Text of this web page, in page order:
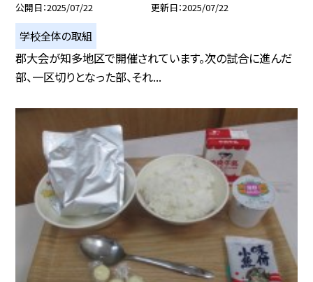
公開日 2025/07/22 更新日 2025/07/22
学校全体の取組
郡大会が知多地区で開催されています。次の試合に進んだ
部、一区切りとなった部、それ...